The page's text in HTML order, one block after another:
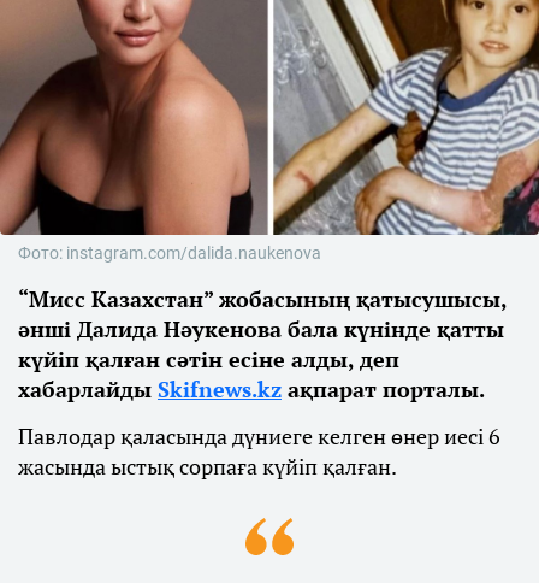
Фото: instagram.com/dalida.naukenova
“Мисс Казахстан” жобасының қатысушысы,
әнші Далида Нәукенова бала күнінде қатты
күйіп қалған сәтін есіне алды, деп
хабарлайды Skifnews.kz ақпарат порталы.
Павлодар қаласында дүниеге келген өнер иесі 6
жасында ыстық сорпаға күйіп қалған.